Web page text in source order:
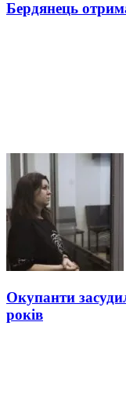
Бердянець
Окупанти
років